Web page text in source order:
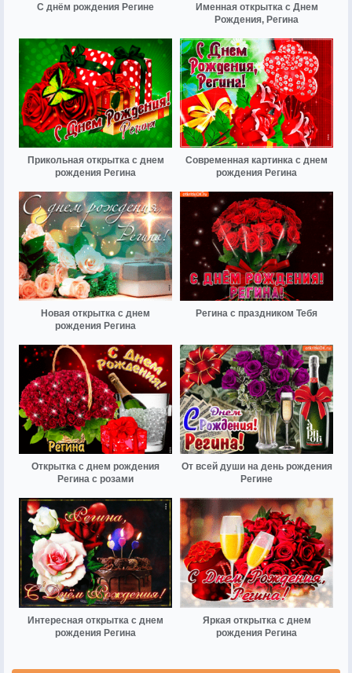
С днём рождения Регине
Именная открытка с Днем
Рождения, Регина
Прикольная открытка с днем
рождения Регина
Современная картинка с днем
рождения Регина
Новая открытка с днем
рождения Регина
Регина с праздником Тебя
Открытка с днем рождения
Регина с розами
От всей души на день рождения
Регине
Интересная открытка с днем
рождения Регина
Яркая открытка с днем
рождения Регина